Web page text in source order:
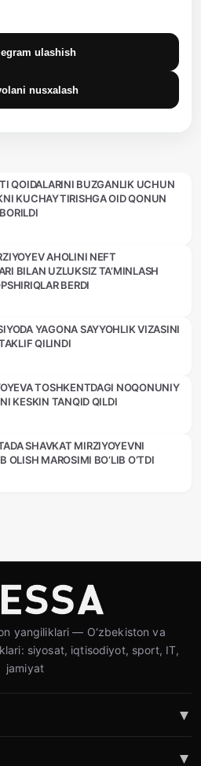
ulashish
nusxalash
QOIDALARINI BUZGANLIK UCHUN
KUCHAYTIRISHGA OID QONUN
AHOLINI NEFT
BILAN UZLUKSIZ TA’MINLASH
BERDI
YAGONA SAYYOHLIK VIZASINI
QILINDI
TOSHKENTDAGI NOQONUNIY
KESKIN TANQID QILDI
SHAVKAT MIRZIYOYEVNI
OLISH MAROSIMI BO‘LIB O‘TDI
yangiliklari — O‘zbekiston va
siyosat, iqtisodiyot, sport, IT,
jamiyat